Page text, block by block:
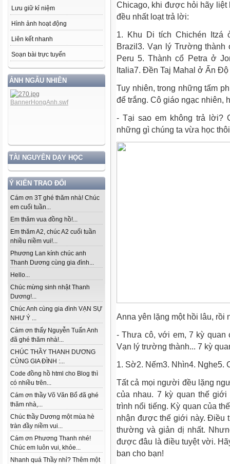
Lưu giữ kỉ niệm
Hình ảnh hoạt động
Liên kết nhanh
Soạn bài trực tuyến
ẢNH NGẪU NHIÊN
TÀI NGUYÊN DẠY HỌC
Ý KIẾN TRAO ĐỔI
Cám ơn 3T ghé thăm nhà! Chúc
em cuối tuần...
Em thăm vua đồng hồ!...
Em thăm A2, chúc A2 cuối tuần
nhiều niềm vui!...
Phương Lan kính chúc anh
Thanh Dương cùng gia đình...
Hello...
Chúc mừng sinh nhật Thanh
Dương!...
Chúc Anh cùng gia đình VẠN SỰ
NHƯ Ý ...
Cám ơn thấy Nguyễn Tuấn Anh
đã ghé thăm nhà!...
CHÚC THẦY THANH DƯƠNG
CÙNG GIA ĐÌNH :...
Code đồng hồ html cho Blog thì
có nhiều trên...
Cám ơn thầy Võ Văn Bổ đã ghé
thăm nhà,...
Chúc thầy Dương một mùa hè
tràn đầy niềm vui...
Cám ơn Phương Thanh nhé!
Chúc em luôn vui, khỏe...
Nhanh quá Thầy nhỉ? Thêm một
Chicago, khi được hỏi hãy liệt
đều nhất loạt trả lời:
1. Khu Di tích Chichén
Brazil3. Vạn lý Trường
Peru 5. Thành cổ Petra ở
Italia7. Đền Taj Mahal ở Ấn Độ
Tuy nhiên, trong những tấm
để trắng. Cô giáo ngạc nhiên,
- Tại sao em không trả lời?
những gì chúng ta vừa học
Anna yên lặng một hồi lâu, rồi
- Thưa cô, với em, 7 kỳ quan
Vạn lý trường thành... 7 kỳ
1. Sờ2. Nếm3. Nhìn4. Nghe5.
Tất cả mọi người đều lặng
của nhau. 7 kỳ quan thế
trình nổi tiếng. Kỳ quan của
nhận được thế giới này. Điều
thường và giản dị nhất.
được đâu là điều tuyệt vời.
ban cho bạn!